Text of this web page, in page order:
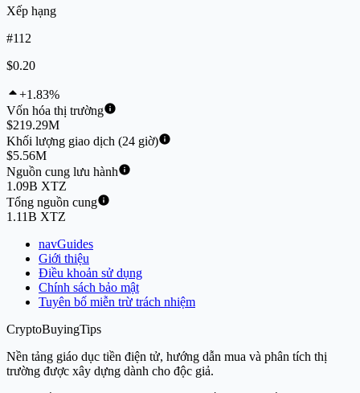
Xếp hạng
#112
$0.20
+1.83%
Vốn hóa thị trường
$219.29M
Khối lượng giao dịch (24 giờ)
$5.56M
Nguồn cung lưu hành
1.09B XTZ
Tổng nguồn cung
1.11B XTZ
navGuides
Giới thiệu
Điều khoản sử dụng
Chính sách bảo mật
Tuyên bố miễn trừ trách nhiệm
CryptoBuyingTips
Nền tảng giáo dục tiền điện tử, hướng dẫn mua và phân tích thị
trường được xây dựng dành cho độc giả.